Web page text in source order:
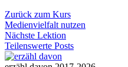
Zurück zum Kurs
Medienvielfalt nutzen
Nächste Lektion
Teilenswerte Posts
Lektion